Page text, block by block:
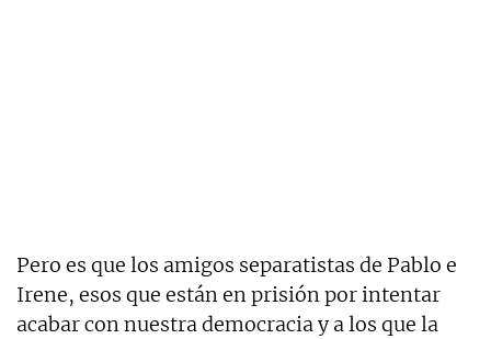
Pero es que los amigos separatistas de Pablo e
Irene, esos que están en prisión por intentar
acabar con nuestra democracia y a los que la